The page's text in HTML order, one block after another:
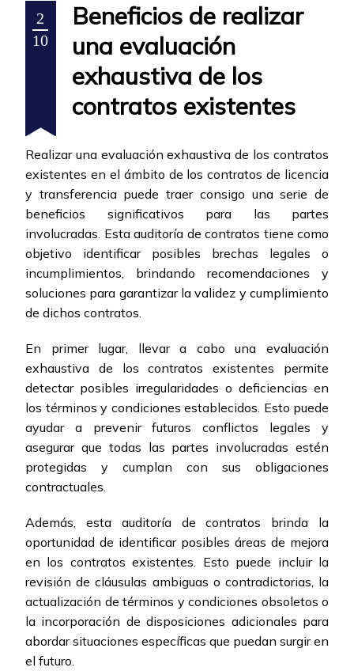
2
10
Beneficios de realizar
una evaluación
exhaustiva de los
contratos existentes
Realizar una evaluación exhaustiva de los contratos
existentes en el ámbito de los contratos de licencia
y transferencia puede traer consigo una serie de
beneficios significativos para las partes
involucradas. Esta auditoría de contratos tiene como
objetivo identificar posibles brechas legales o
incumplimientos, brindando recomendaciones y
soluciones para garantizar la validez y cumplimiento
de dichos contratos.
En primer lugar, llevar a cabo una evaluación
exhaustiva de los contratos existentes permite
detectar posibles irregularidades o deficiencias en
los términos y condiciones establecidos. Esto puede
ayudar a prevenir futuros conflictos legales y
asegurar que todas las partes involucradas estén
protegidas y cumplan con sus obligaciones
contractuales.
Además, esta auditoría de contratos brinda la
oportunidad de identificar posibles áreas de mejora
en los contratos existentes. Esto puede incluir la
revisión de cláusulas ambiguas o contradictorias, la
actualización de términos y condiciones obsoletos o
la incorporación de disposiciones adicionales para
abordar situaciones específicas que puedan surgir en
el futuro.